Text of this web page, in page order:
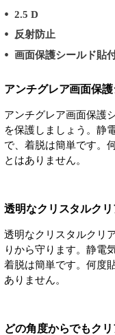
2.5 D
反射防止
画面保護シールド貼
アンチグレア画面保
アンチグレア画面保護
を保護しましょう。静
で、着脱は簡単です。
とはありません。
透明なクリスタルク
透明なクリスタルクリ
りから守ります。静電
着脱は簡単です。何度
ありません。
どの角度からでもク